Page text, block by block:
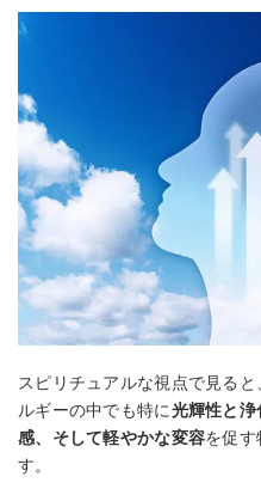
スピリチュアルな視点で見る
ルギーの中でも特に光輝性と浄
感、そして軽やかな変容を促す
す。